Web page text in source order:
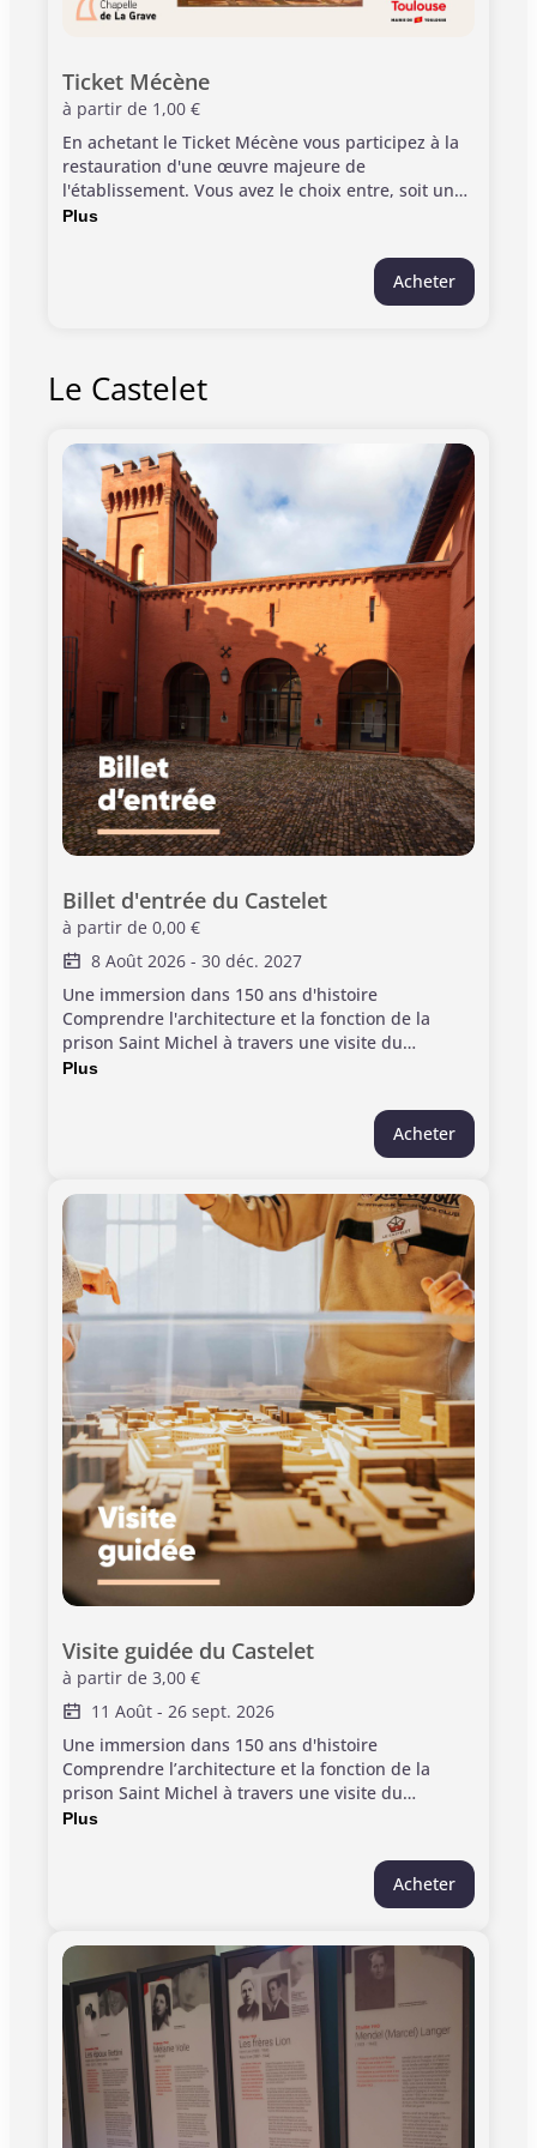
Ticket Mécène
à partir de 1,00 €
En achetant le Ticket Mécène vous participez à la
restauration d'une œuvre majeure de
l'établissement. Vous avez le choix entre, soit un
montant fixe de 2, 5 ou 10 euros soit un montant
fiscal ne sera édité pour ces dons via le ticket
mécène. Le ticket mécène ne fait pas office de
Plus
Acheter
Le Castelet
Billet d'entrée du Castelet
à partir de 0,00 €
8 Août 2026 - 30 déc. 2027
Une immersion dans 150 ans d'histoire
Comprendre l'architecture et la fonction de la
prison Saint Michel à travers une visite du
Castelet, vestiges des parties administratives de
découvrez les pratiques de l'enfermement
marquées par la période sombre de la seconde
Castelet (ancienne partie administrative) se visite.
Profitez de la gratuité d'entrée dans les musées
et monuments de Toulouse avec le Pass Tourisme.
Plus d'informations. Informations pratiques :
>Monument ouvert au public de mardi à dimanche
de 11h00 à 18h00. Le vendredi est dédié aux
groupes accompagnés, sur réservation.
>Fermeture le 01 janvier, 01 mai, 25 décembre.
>Pour les Groupes de plus de 10 participants.
Contactez-nous.
Plus
Acheter
Visite guidée du Castelet
à partir de 3,00 €
11 Août - 26 sept. 2026
Une immersion dans 150 ans d'histoire
Comprendre l’architecture et la fonction de la
prison Saint Michel à travers une visite du
Castelet, vestiges des parties administratives de
découvrez les pratiques de l’enfermement
marqués par la période sombre de la seconde
guerre mondiale. Informations pratiques : >
participants > À partir de 12 ans > Ponctualité
requise. Les visites commencent à l'heure, tout
retard sera de la responsabilité du visiteur. Entrée
monument incluse dans ce billet.
Plus
Acheter